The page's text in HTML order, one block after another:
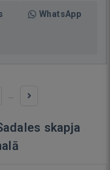
WhatsApp
...
skapja